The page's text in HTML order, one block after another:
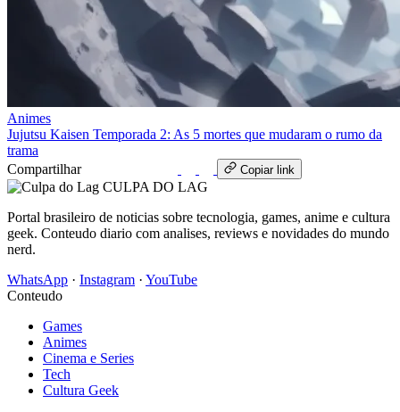
Animes
Jujutsu Kaisen Temporada 2: As 5 mortes que mudaram o rumo da
trama
Compartilhar
Copiar link
CULPA DO LAG
Portal brasileiro de noticias sobre tecnologia, games, anime e cultura
geek. Conteudo diario com analises, reviews e novidades do mundo
nerd.
WhatsApp · Instagram · YouTube
Conteudo
Games
Animes
Cinema e Series
Tech
Cultura Geek